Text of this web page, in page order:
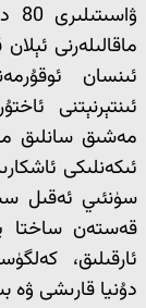
ماقالىلەرنى
ئىنسان
ئىنتېرنېتنى
ئىكەنلىكى
سۈنئىي ئەقىل
قەستەن ساختا
ئارقىلىق،
دۇنيا قارىشى ۋە